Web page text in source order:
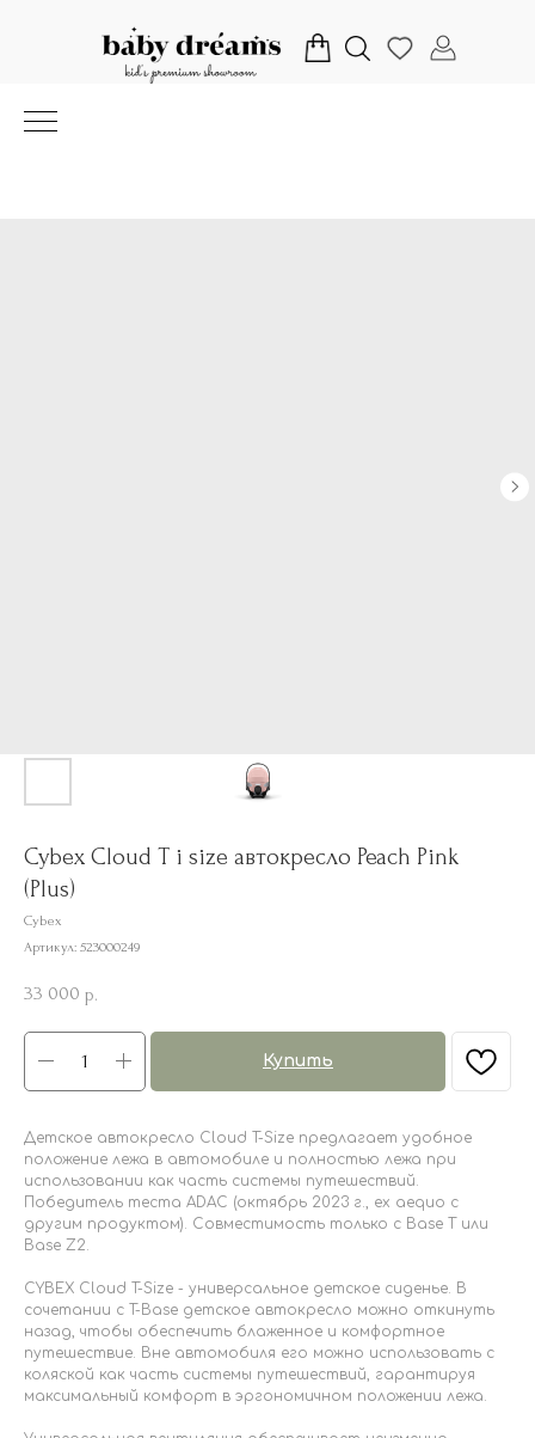
Cybex Cloud T i size автокресло Peach Pink
(Plus)
Cybex
Артикул: 523000249
33 000 р.
Купить
Детское автокресло Cloud T-Size предлагает удобное
положение лежа в автомобиле и полностью лежа при
использовании как часть системы путешествий.
Победитель теста ADAC (октябрь 2023 г., ex aequo с
другим продуктом). Совместимость только с Base T или
Base Z2.
CYBEX Cloud T-Size - универсальное детское сиденье. В
сочетании с T-Base детское автокресло можно откинуть
назад, чтобы обеспечить блаженное и комфортное
путешествие. Вне автомобиля его можно использовать с
коляской как часть системы путешествий, гарантируя
максимальный комфорт в эргономичном положении лежа.